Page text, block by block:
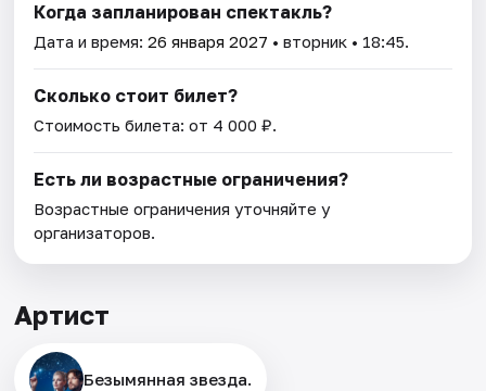
Когда запланирован спектакль?
Дата и время:26 января 2027 • вторник • 18:45.
Сколько стоит билет?
Стоимость билета: от 4 000 ₽.
Есть ли возрастные ограничения?
Возрастные ограничения уточняйте у
организаторов.
Артист
Безымянная звезда.